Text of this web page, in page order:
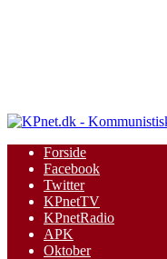
Forside
Facebook
Twitter
KPnetTV
KPnetRadio
APK
Oktober